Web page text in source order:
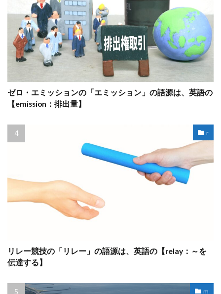
ゼロ・エミッションの「エミッション」の語源は、英語の
【emission：排出量】
r
リレー競技の「リレー」の語源は、英語の【relay：～を
伝達する】
m